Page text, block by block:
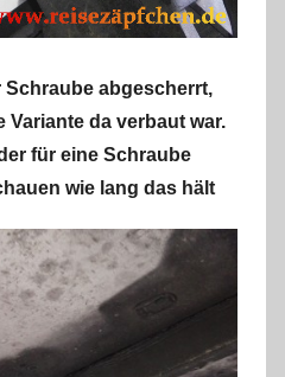
abgescherrt,
Variante da verbaut war.
für eine Schraube
wie lang das hält